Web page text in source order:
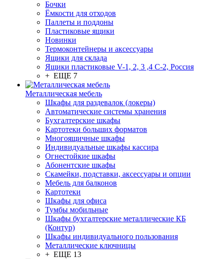
Бочки
Ёмкости для отходов
Паллеты и поддоны
Пластиковые ящики
Новинки
Термоконтейнеры и аксессуары
Ящики для склада
Ящики пластиковые V-1, 2, 3 ,4 С-2, Россия
+ ЕЩЕ 7
Металлическая мебель
Шкафы для раздевалок (локеры)
Автоматические системы хранения
Бухгалтерские шкафы
Картотеки больших форматов
Многоящичные шкафы
Индивидуальные шкафы кассира
Огнестойкие шкафы
Абонентские шкафы
Скамейки, подставки, аксессуары и опции
Мебель для балконов
Картотеки
Шкафы для офиса
Тумбы мобильные
Шкафы бухгалтерские металлические КБ
(Контур)
Шкафы индивидуального пользования
Металлические ключницы
+ ЕЩЕ 13